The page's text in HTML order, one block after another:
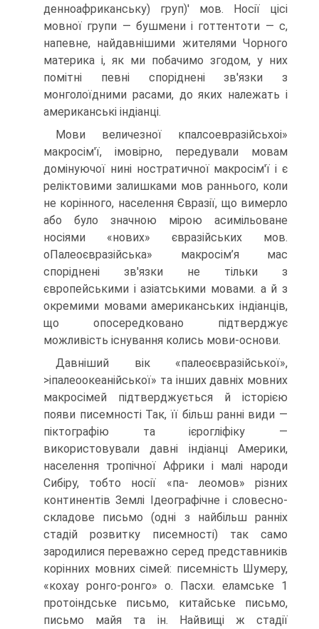
денноафриканську) груп)' мов. Носії цісі
мовної групи — бушмени і готтенто­ти — с,
напевне, найдавнішими жителями Чорного
материка і, як ми побачимо згодом, у них
помітні певні споріднені зв'язки з
монголоїдними расами, до яких належать і
американські індіанці.
Мови величезної кпалсоевразійсьхоі»
макросім'ї, імовірно, передували мо­вам
домінуючої нині ностратичної макросім'ї і є
реліктовими залишками мов раннього, коли
не корінного, населення Євразії, що вимерло
або було значною мірою асимільоване
носіями «нових» євразійських мов.
оПалеоєвразійська» макросім’я мас
споріднені зв'язки не тільки з
європейськими і азіатськими мо­вами. а й з
окремими мовами американських індіанців,
що опосередковано під­тверджує
можливість існування колись мови-основи.
Давніший вік «палеоєвразійської»,
>іпалеоокеанійської» та інших давніх мовних
макросімей підтверджується й історією
появи писемності Так, її більш ранні види —
піктографію та ієрогліфіку —
використовували давні індіанці Америки,
населення тропічної Африки і малі народи
Сибіру, тобто носії «па- леомов» різних
континентів Землі Ідеографічне і словесно-
складове письмо (одні з найбільш ранніх
стадій розвитку писемності) так само
зародилися пе­реважно серед представників
корінних мовних сімей: писемність Шумеру,
«кохау ронго-ронго» о. Пасхи. еламське 1
протоіндське письмо, китайське письмо,
письмо майя та ін. Найвищі ж стадії